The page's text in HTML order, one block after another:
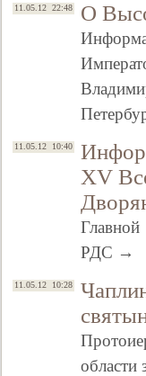
11.05.12 22:48 О
11.05.12 10:40
ХV
РДС →
11.05.12 10:28